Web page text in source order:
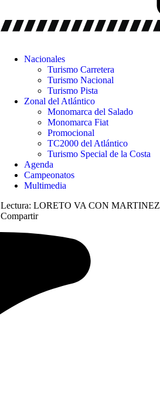
Nacionales
Turismo Carretera
Turismo Nacional
Turismo Pista
Zonal del Atlántico
Monomarca del Salado
Monomarca Fiat
Promocional
TC2000 del Atlántico
Turismo Special de la Costa
Agenda
Campeonatos
Multimedia
Lectura: LORETO VA CON MARTINEZ
Compartir